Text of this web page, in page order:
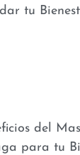
tu
del
para tu